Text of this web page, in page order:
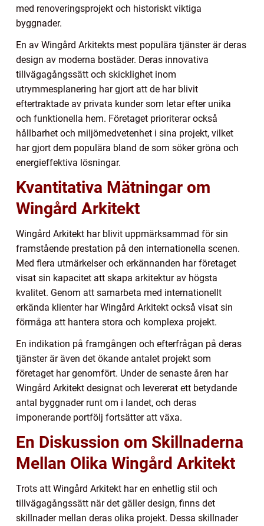
med renoveringsprojekt och historiskt viktiga
byggnader.
En av Wingård Arkitekts mest populära tjänster är deras
design av moderna bostäder. Deras innovativa
tillvägagångssätt och skicklighet inom
utrymmesplanering har gjort att de har blivit
eftertraktade av privata kunder som letar efter unika
och funktionella hem. Företaget prioriterar också
hållbarhet och miljömedvetenhet i sina projekt, vilket
har gjort dem populära bland de som söker gröna och
energieffektiva lösningar.
Kvantitativa Mätningar om
Wingård Arkitekt
Wingård Arkitekt har blivit uppmärksammad för sin
framstående prestation på den internationella scenen.
Med flera utmärkelser och erkännanden har företaget
visat sin kapacitet att skapa arkitektur av högsta
kvalitet. Genom att samarbeta med internationellt
erkända klienter har Wingård Arkitekt också visat sin
förmåga att hantera stora och komplexa projekt.
En indikation på framgången och efterfrågan på deras
tjänster är även det ökande antalet projekt som
företaget har genomfört. Under de senaste åren har
Wingård Arkitekt designat och levererat ett betydande
antal byggnader runt om i landet, och deras
imponerande portfölj fortsätter att växa.
En Diskussion om Skillnaderna
Mellan Olika Wingård Arkitekt
Trots att Wingård Arkitekt har en enhetlig stil och
tillvägagångssätt när det gäller design, finns det
skillnader mellan deras olika projekt. Dessa skillnader